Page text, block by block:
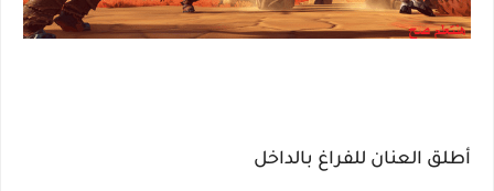
أطلق العنان للفراغ بالداخل